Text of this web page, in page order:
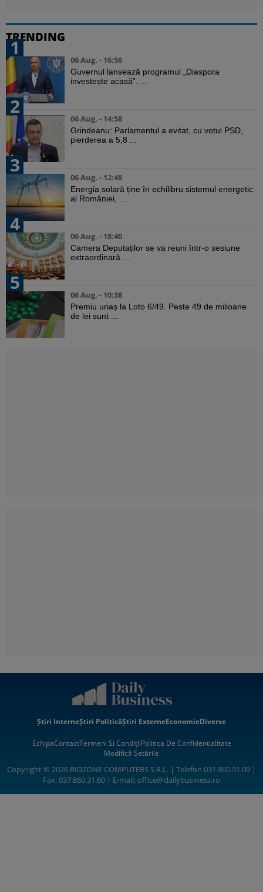
TRENDING
1
06 Aug. - 16:56
Guvernul lansează programul „Diaspora
investește acasă”. ...
2
06 Aug. - 14:58
Grindeanu: Parlamentul a evitat, cu votul PSD,
pierderea a 5,8 ...
3
06 Aug. - 12:48
Energia solară ține în echilibru sistemul energetic
al României, ...
4
06 Aug. - 18:40
Camera Deputaților se va reuni într-o sesiune
extraordinară ...
5
06 Aug. - 10:38
Premiu uriaș la Loto 6/49. Peste 49 de milioane
de lei sunt ...
Știri InterneȘtiri PoliticăȘtiri ExterneEconomieDiverse
EchipaContactTermeni Si CondițiiPolitica De Confidentialitate
Modifică Setările
Copyright © 2026 RIDZONE COMPUTERS S.R.L. | Telefon 031.860.51.09 |
Fax: 037.860.31.60 | E-mail:office@dailybusiness.ro